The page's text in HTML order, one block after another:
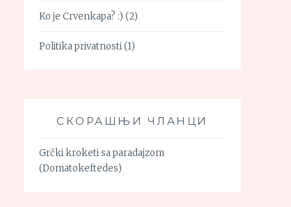
Ko je Crvenkapa? :) (2)
Politika privatnosti(1)
СКОРАШЊИ ЧЛАНЦИ
Grčki kroketi sa paradajzom
(Domatokeftedes)